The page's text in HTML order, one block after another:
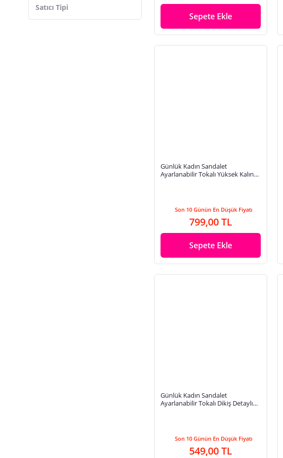
Satıcı Tipi
Sepete Ekle
Günlük Kadın Sandalet
Ayarlanabilir Tokalı Yüksek Kalın
Son 10 Günün En Düşük Fiyatı
799,00 TL
Sepete Ekle
Günlük Kadın Sandalet
Ayarlanabilir Tokalı Dikiş Detaylı
Son 10 Günün En Düşük Fiyatı
549,00 TL